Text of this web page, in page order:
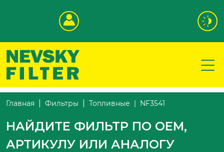
Главная Фильтры Топливные NF3541
НАЙДИТЕ ФИЛЬТР ПО OEM,
АРТИКУЛУ ИЛИ АНАЛОГУ